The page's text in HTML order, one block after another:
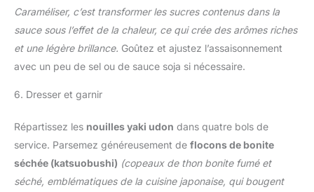
Caraméliser, c’est transformer les sucres contenus dans la
sauce sous l’effet de la chaleur, ce qui crée des arômes riches
et une légère brillance. Goûtez et ajustez l’assaisonnement
avec un peu de sel ou de sauce soja si nécessaire.
6. Dresser et garnir
Répartissez les nouilles yaki udon dans quatre bols de
service. Parsemez généreusement de flocons de bonite
séchée (katsuobushi) (copeaux de thon bonite fumé et
séché, emblématiques de la cuisine japonaise, qui bougent